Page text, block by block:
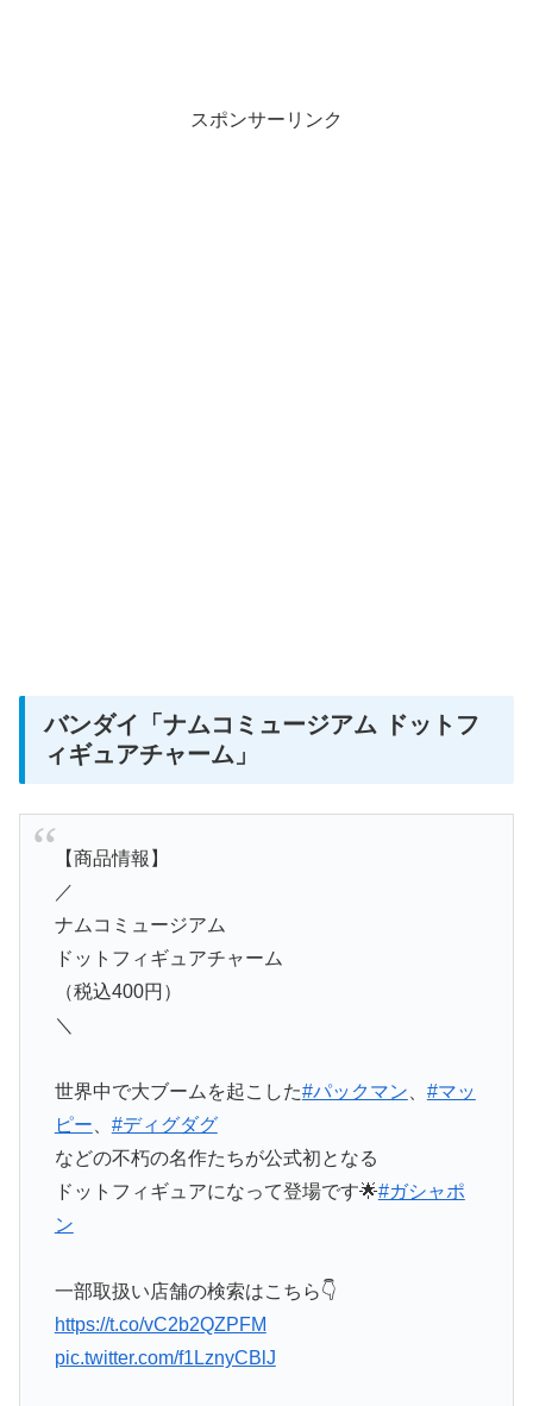
スポンサーリンク
バンダイ 「ナムコミュージアム ドットフ
ィギュアチャーム」
【商品情報】
／
ナムコミュージアム
ドットフィギュアチャーム
（税込400円）
＼
世界中で大ブームを起こした#パックマン
#マッ
ピー
#ディグダグ
などの不朽の名作たちが公式初となる
ドットフィギュアになって登場です🌟#ガシャポ
ン
一部取扱い店舗の検索はこちら👇
https://t.co/vC2b2QZPFM
pic.twitter.com/f1LznyCBlJ